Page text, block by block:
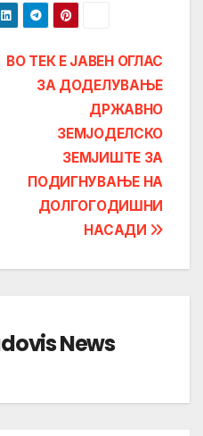
ВО ТЕК Е ЈАВЕН ОГЛАС
ЗА ДОДЕЛУВАЊЕ
ДРЖАВНО
ЗЕМЈОДЕЛСКО
ЗЕМЈИШТЕ ЗА
ПОДИГНУВАЊЕ НА
ДОЛГОГОДИШНИ
НАСАДИ
News